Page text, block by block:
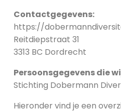
Contactgegevens:
https://
Reitdiepstraat 31
3313 BC Dordrecht
Persoonsgegevens die
Stichting Dobermann
Hieronder vind je een